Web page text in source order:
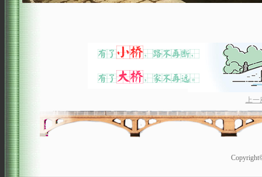
上一